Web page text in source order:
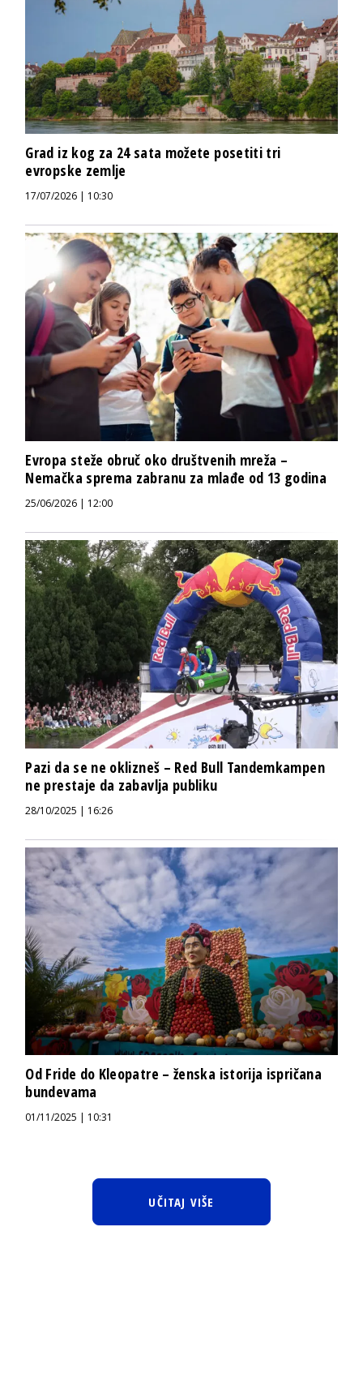
Grad iz kog za 24 sata možete posetiti tri
evropske zemlje
17/07/2026 | 10:30
Evropa steže obruč oko društvenih mreža –
Nemačka sprema zabranu za mlađe od 13 godina
25/06/2026 | 12:00
Pazi da se ne oklizneš – Red Bull Tandemkampen
ne prestaje da zabavlja publiku
28/10/2025 | 16:26
Od Fride do Kleopatre – ženska istorija ispričana
bundevama
01/11/2025 | 10:31
UČITAJ VIŠE